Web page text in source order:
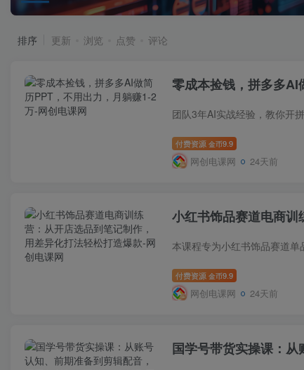
排序 更新 浏览 点赞 评论
零成本捡钱，拼多多
付费资源 金币9.9
网创电课网 24天前
小红书饰品赛道电商
付费资源 金币9.9
网创电课网 24天前
国学号带货实操课：